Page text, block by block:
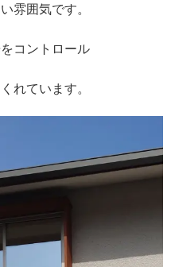
雰囲気です。
コントロール
れています。